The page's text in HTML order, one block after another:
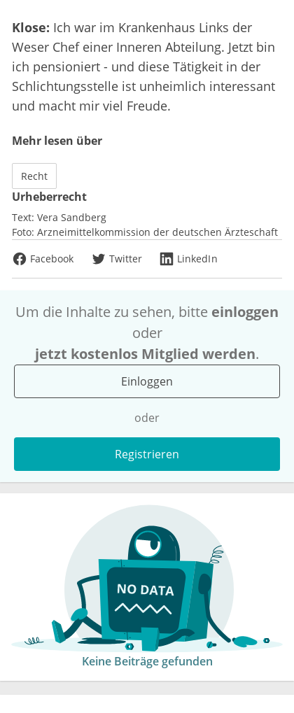
Klose: Ich war im Krankenhaus Links der
Weser Chef einer Inneren Abteilung. Jetzt bin
ich pensioniert - und diese Tätigkeit in der
Schlichtungsstelle ist unheimlich interessant
und macht mir viel Freude.
Mehr lesen über
Recht
Urheberrecht
Text: Vera Sandberg
Foto: Arzneimittelkommission der deutschen Ärzteschaft
Facebook
Twitter LinkedIn
Um die Inhalte zu sehen, bitte einloggen
oder
jetzt kostenlos Mitglied werden.
Einloggen
oder
Registrieren
Keine Beiträge gefunden